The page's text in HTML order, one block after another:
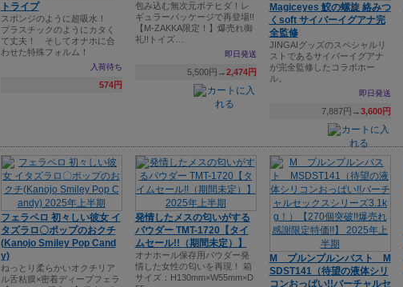
トライプ
スポンジのように超吸水！
プラスチックのようにカタく
て丈夫！ そしてオナホに合
わせた特殊フォルム！
入荷待ち
574円
包み込む無次元ボテヒダ！レ
ギュラーパッケージで再登場!!
【M-ZAKKA限定！】爆売れ御
礼!!トイズ…
即日発送
5,500円→2,474円
Magiceyes 鮫の螺旋 絡みつ
くsoft サイバーイグアナ完
全監修
JINGAIグッズのスペシャルリ
ストであるサイバーイグアナ
が完全監修したコラボホー
ル。
即日発送
7,887円→3,600円
フェラペロ 初々しい彼女 イ
タズラロ〇ポップのおクチ
(Kanojo Smiley Pop Cand
y)
ねっとり柔らかいオクチリア
ル舌粘膜×密着ディープフェラ
発情したメスの匂いがする
パウダー TMT-1720【タイ
ムセール!!（期間未定）】
オナホール保存用パウダー発
情した女性の匂いを再現！ 箱
サイズ：H130mm×W55mm×D
M プルンプルンバスト M
SDST141（待望の液体シリ
コンおっぱい!!バーチャルセ